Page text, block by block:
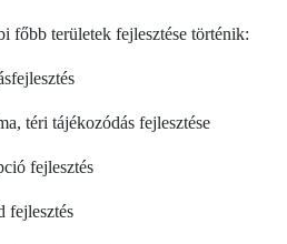
főbb területek fejlesztése történik:
téri tájékozódás fejlesztése
fejlesztés
fejlesztés